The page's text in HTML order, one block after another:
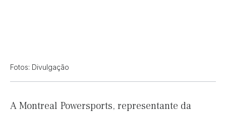
Fotos: Divulgação
A Montreal Powersports, representante da